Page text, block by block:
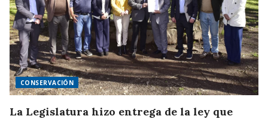
CONSERVACIÓN
La Legislatura hizo entrega de la ley que